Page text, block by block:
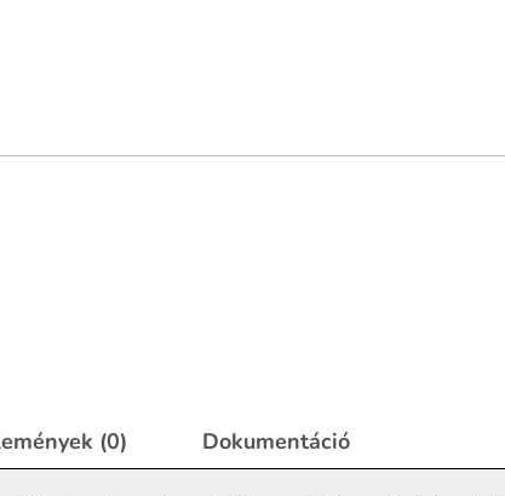
(0) Dokumentáció